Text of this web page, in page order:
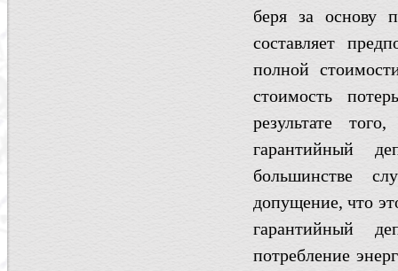
беря за основу
составляет
полной
стоимость
результате
гарантийный
большинстве
допущение, что
гарантийный
потребление